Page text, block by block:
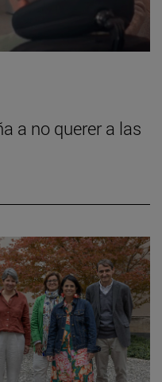
a no querer a las